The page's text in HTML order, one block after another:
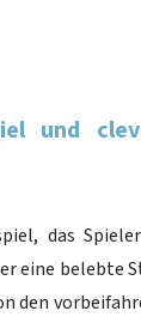
und
das
eine belebte
den